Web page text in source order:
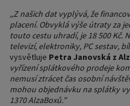
„Z našich dat vyplývá, že
placení. Obvyklá výše útraty za
touto cestu uhradí, je 18 500 Kč.
televizí, elektroniky, PC sestav,
vysvětluje Petra Janovská z
vyřízení splátkového prodeje
nemusí ztrácet čas osobní
mohou objednávku na splátky
1370 AlzaBoxů.”